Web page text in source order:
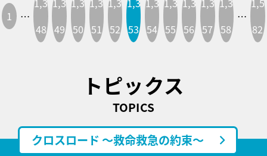
1 …
1,3
48
1,3
49
1,3
50
1,3
51
1,3
52
1,3
53
1,3
54
1,3
55
1,3
56
1,3
57
1,3
58
…
1,5
82
トピックス
TOPICS
クロスロード ～救命救急の約束～